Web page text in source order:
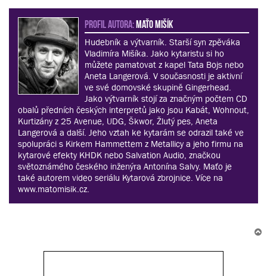
PROFIL AUTORA:Maťo Mišík
Hudebník a výtvarník. Starší syn zpěváka
Vladimíra Mišíka. Jako kytaristu si ho
můžete pamatovat z kapel Tata Bojs nebo
Aneta Langerová. V současnosti je aktivní
ve své domovské skupině Gingerhead.
Jako výtvarník stojí za značným počtem CD
obalů předních českých interpretů jako jsou Kabát, Wohnout,
Kurtizány z 25 Avenue, UDG, Škwor, Žlutý pes, Aneta
Langerová a další. Jeho vztah ke kytarám se odrazil také ve
spolupráci s Kirkem Hammettem z Metallicy a jeho firmu na
kytarové efekty KHDK nebo Salvation Audio, značkou
světoznámého českého inženýra Antonína Salvy. Maťo je
také autorem video seriálu Kytarová zbrojnice. Více na
www.matomisik.cz.